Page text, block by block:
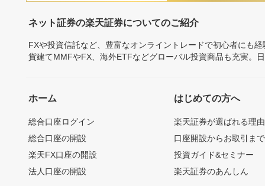
ネット証券の楽天証券についてのご紹介
FXや投資信託など、豊富なオンライントレードで初心者にも
貨建てMMFやFX、海外ETFなどグローバル投資商品も充実。
ホーム
総合口座ログイン
総合口座の開設
楽天FX口座の開設
法人口座の開設
はじめての方へ
楽天証券が選ばれる理由
口座開設からお取引ま
投資ガイド&セミナー
楽天証券のあんしん